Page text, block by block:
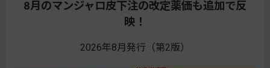
8月のマンジャロ皮下注の改定薬価も追加で反
映！
2026年8月発行（第2版）